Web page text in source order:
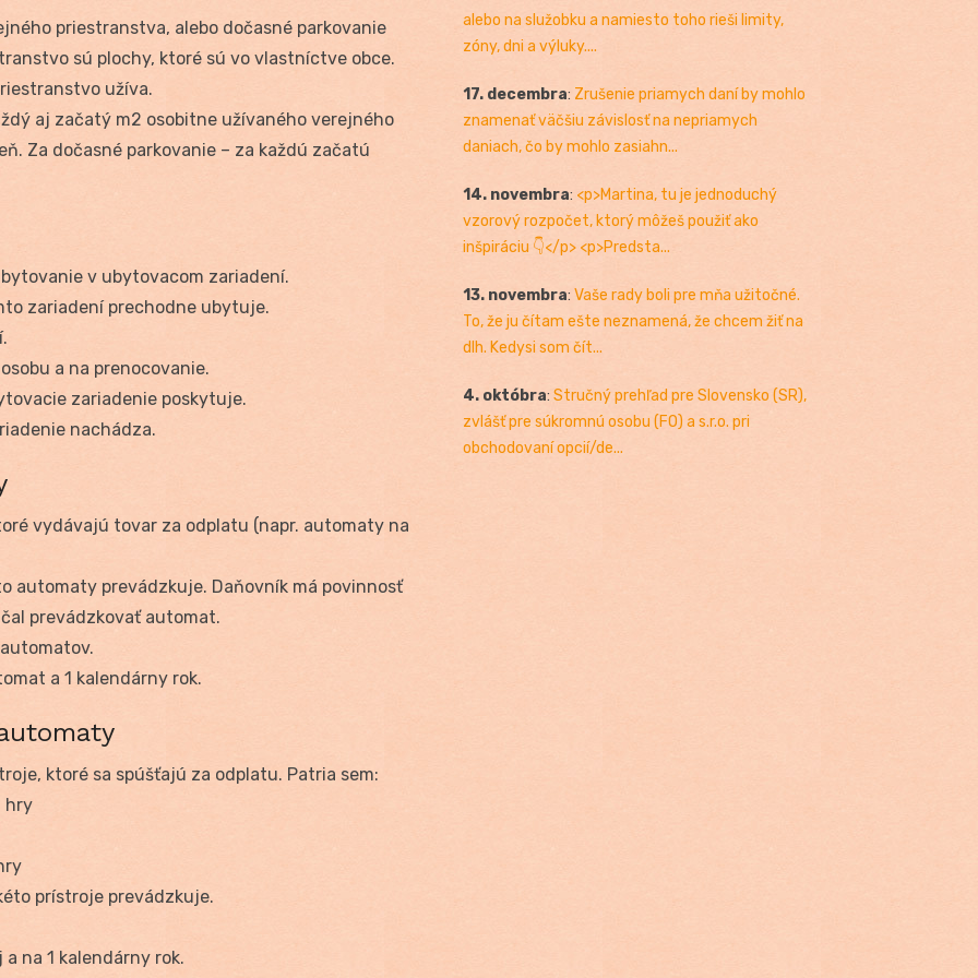
priestranstva, alebo dočasné parkovanie
sú plochy, ktoré sú vo vlastníctve obce.
užíva.
aj začatý m2 osobitne užívaného verejného
Za dočasné parkovanie – za každú začatú
v ubytovacom zariadení.
zariadení prechodne ubytuje.
a na prenocovanie.
zariadenie poskytuje.
nachádza.
vydávajú tovar za odplatu (napr. automaty na
automaty prevádzkuje. Daňovník má povinnosť
prevádzkovať automat.
a 1 kalendárny rok.
ktoré sa spúšťajú za odplatu. Patria sem:
hry
prístroje prevádzkuje.
na 1 kalendárny rok.
alebo na služobku a namiesto toho rieši limity,
zóny, dni a výluky....
17. decembra: Zrušenie priamych daní by mohlo
znamenať väčšiu závislosť na nepriamych
daniach, čo by mohlo zasiahn...
14. novembra: <p>Martina, tu je jednoduchý
vzorový rozpočet, ktorý môžeš použiť ako
inšpiráciu 👇</p> <p>Predsta...
13. novembra: Vaše rady boli pre mňa užitočné.
To, že ju čítam ešte neznamená, že chcem žiť na
dlh. Kedysi som čít...
4. októbra: Stručný prehľad pre Slovensko (SR),
zvlášť pre súkromnú osobu (FO) a s.r.o. pri
obchodovaní opcií/de...